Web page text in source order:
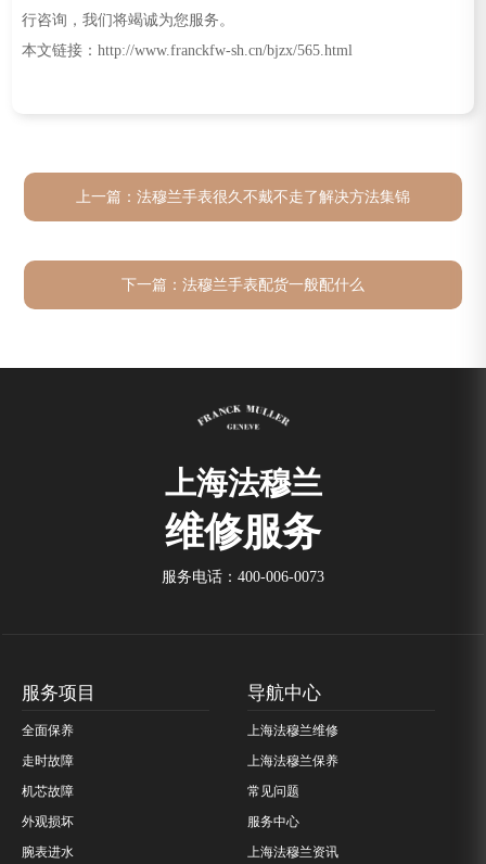
行咨询，我们将竭诚为您服务。
本文链接：http://www.franckfw-sh.cn/bjzx/565.html
上一篇： 法穆兰手表很久不戴不走了解决方法集锦
下一篇： 法穆兰手表配货一般配什么
上海法穆兰
维修服务
服务电话： 400-006-0073
服务项目
全面保养
走时故障
机芯故障
外观损坏
腕表进水
导航中心
上海法穆兰维修
上海法穆兰保养
常见问题
服务中心
上海法穆兰资讯